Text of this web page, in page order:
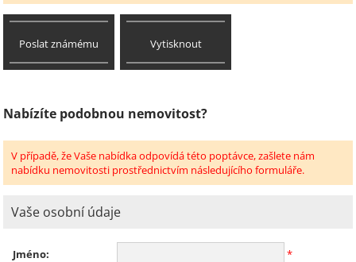
Poslat známému Vytisknout
Nabízíte podobnou nemovitost?
V případě, že Vaše nabídka odpovídá této poptávce, zašlete nám
nabídku nemovitosti prostřednictvím následujícího formuláře.
Vaše osobní údaje
Jméno: *